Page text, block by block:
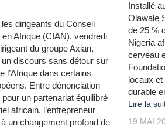
dirigeants du Conseil
Afrique (CIAN), vendredi
du groupe Axian,
discours sans détour sur
l’Afrique dans certains
Entre dénonciation
un partenariat équilibré
africain, l’entrepreneur
un changement profond de
Installé
Olawale
de 25 %
Nigeria
cerveau
locaux
durable
Lire la
19 MAI